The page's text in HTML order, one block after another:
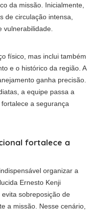
da missão. Inicialmente,
de circulação intensa,
vulnerabilidade.
físico, mas inclui também
e o histórico da região. A
ganha precisão.
a equipe passa a
a segurança
fortalece a
organizar a
Ernesto Kenji
sobreposição de
a missão. Nesse cenário,